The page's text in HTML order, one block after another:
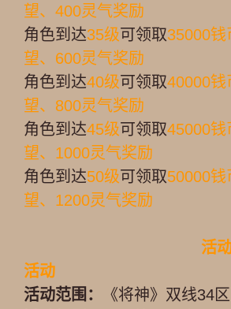
望、400灵气奖励
角色到达35级可领取35000钱
望、600灵气奖励
角色到达40级可领取40000钱
望、800灵气奖励
角色到达45级可领取45000钱
望、1000灵气奖励
角色到达50级可领取50000钱
望、1200灵气奖励
活
活动
活动范围：
《将神》双线34区